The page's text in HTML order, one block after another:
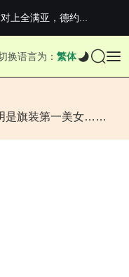
上线，官...
太离谱
上全满亚，德约...
换语言为： 繁体
是旗装第一美女……